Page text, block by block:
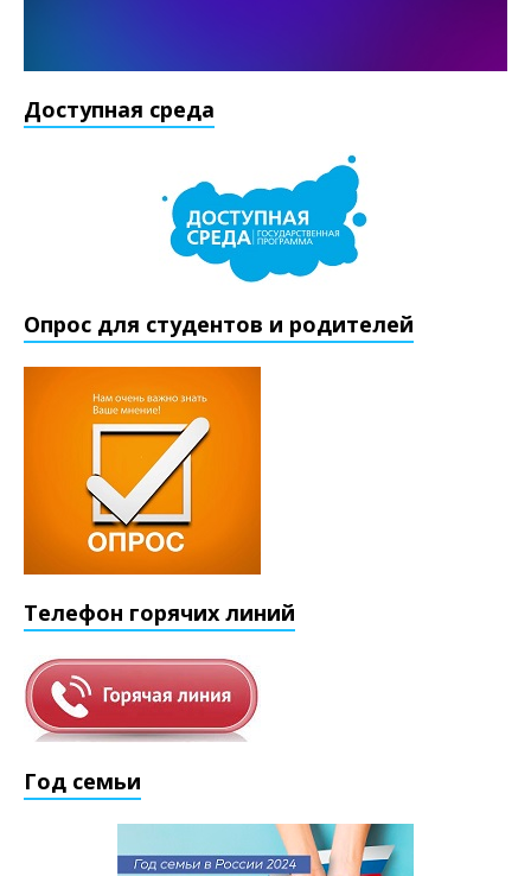
Доступная среда
Опрос для студентов и родителей
Телефон горячих линий
Год семьи